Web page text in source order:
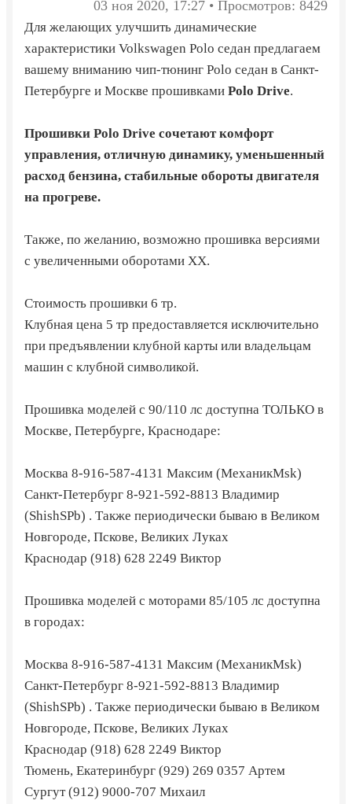
03 ноя 2020, 17:27 • Просмотров: 8429
Для желающих улучшить динамические
характеристики Volkswagen Polo седан предлагаем
вашему вниманию чип-тюнинг Polo седан в Санкт-
Петербурге и Москве прошивками Polo Drive.
Прошивки Polo Drive сочетают комфорт
управления, отличную динамику, уменьшенный
расход бензина, стабильные обороты двигателя
на прогреве.
Также, по желанию, возможно прошивка версиями
с увеличенными оборотами ХХ.
Стоимость прошивки 6 тр.
Клубная цена 5 тр предоставляется исключительно
при предъявлении клубной карты или владельцам
машин с клубной символикой.
Прошивка моделей с 90/110 лс доступна ТОЛЬКО в
Москве, Петербурге, Краснодаре:
Москва 8-916-587-4131 Максим (МеханикMsk)
Санкт-Петербург 8-921-592-8813 Владимир
(ShishSPb) . Также периодически бываю в Великом
Новгороде, Пскове, Великих Луках
Краснодар (918) 628 2249 Виктор
Прошивка моделей с моторами 85/105 лс доступна
в городах:
Москва 8-916-587-4131 Максим (МеханикMsk)
Санкт-Петербург 8-921-592-8813 Владимир
(ShishSPb) . Также периодически бываю в Великом
Новгороде, Пскове, Великих Луках
Краснодар (918) 628 2249 Виктор
Тюмень, Екатеринбург (929) 269 0357 Артем
Сургут(912) 9000-707 Михаил